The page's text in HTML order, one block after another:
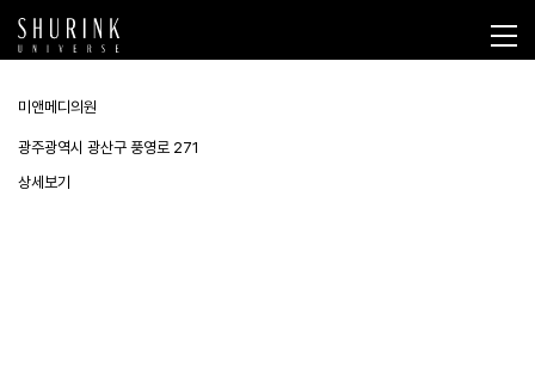
미앤메디의원
광주광역시 광산구 풍영로 271
상세보기